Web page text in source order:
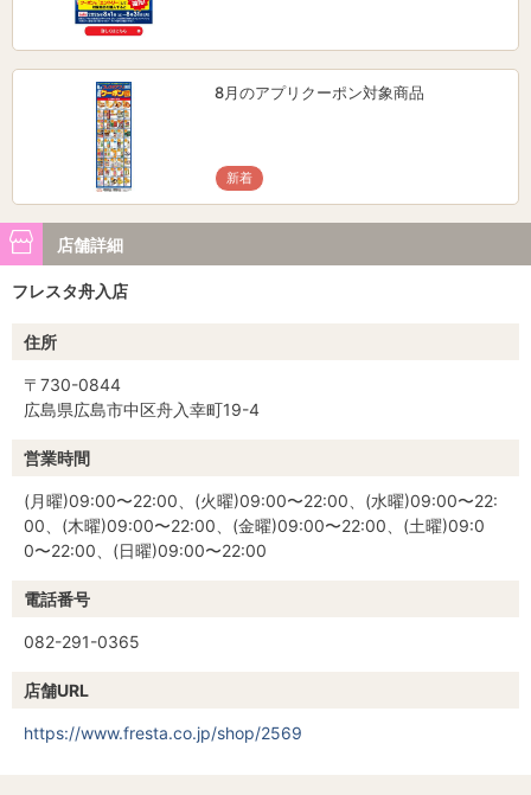
8月のアプリクーポン対象商品
新着
店舗詳細
フレスタ舟入店
住所
〒730-0844
広島県広島市中区舟入幸町19-4
営業時間
(月曜)09:00〜22:00、(火曜)09:00〜22:00、(水曜)09:00〜22:
00、(木曜)09:00〜22:00、(金曜)09:00〜22:00、(土曜)09:0
0〜22:00、(日曜)09:00〜22:00
電話番号
082-291-0365
店舗URL
https://www.fresta.co.jp/shop/2569